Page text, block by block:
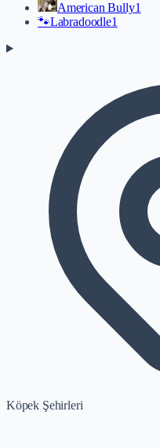
American Bully1
🐾Labradoodle1
Köpek Şehirleri